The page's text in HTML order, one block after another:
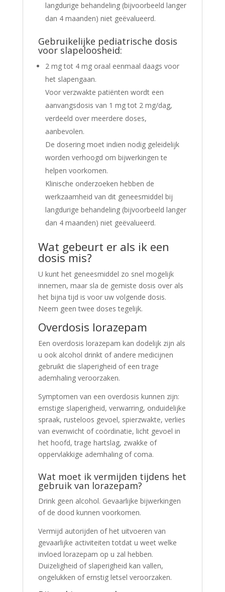
langdurige behandeling (bijvoorbeeld langer
dan 4 maanden) niet geëvalueerd.
Gebruikelijke pediatrische dosis
voor slapeloosheid:
2 mg tot 4 mg oraal eenmaal daags voor
het slapengaan.
Voor verzwakte patiënten wordt een
aanvangsdosis van 1 mg tot 2 mg/dag,
verdeeld over meerdere doses,
aanbevolen.
De dosering moet indien nodig geleidelijk
worden verhoogd om bijwerkingen te
helpen voorkomen.
Klinische onderzoeken hebben de
werkzaamheid van dit geneesmiddel bij
langdurige behandeling (bijvoorbeeld langer
dan 4 maanden) niet geëvalueerd.
Wat gebeurt er als ik een
dosis mis?
U kunt het geneesmiddel zo snel mogelijk
innemen, maar sla de gemiste dosis over als
het bijna tijd is voor uw volgende dosis.
Neem geen twee doses tegelijk.
Overdosis lorazepam
Een overdosis lorazepam kan dodelijk zijn als
u ook alcohol drinkt of andere medicijnen
gebruikt die slaperigheid of een trage
ademhaling veroorzaken.
Symptomen van een overdosis kunnen zijn:
ernstige slaperigheid, verwarring, onduidelijke
spraak, rusteloos gevoel, spierzwakte, verlies
van evenwicht of coördinatie, licht gevoel in
het hoofd, trage hartslag, zwakke of
oppervlakkige ademhaling of coma.
Wat moet ik vermijden tijdens het
gebruik van lorazepam?
Drink geen alcohol. Gevaarlijke bijwerkingen
of de dood kunnen voorkomen.
Vermijd autorijden of het uitvoeren van
gevaarlijke activiteiten totdat u weet welke
invloed lorazepam op u zal hebben.
Duizeligheid of slaperigheid kan vallen,
ongelukken of ernstig letsel veroorzaken.